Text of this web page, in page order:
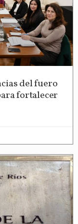
del fuero
fortalecer